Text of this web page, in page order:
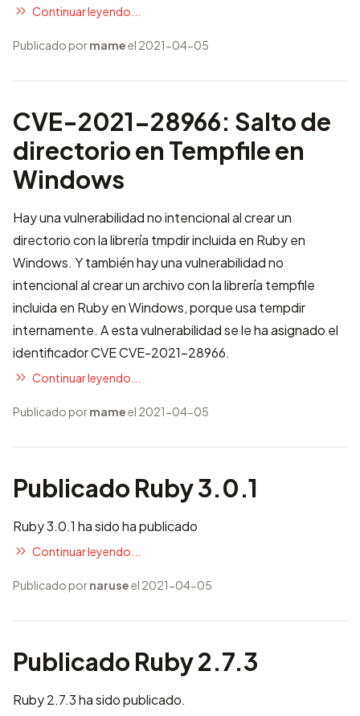
Continuar leyendo...
Publicado pormameel 2021-04-05
CVE-2021-28966: Salto de
directorio en Tempfile en
Windows
Hay una vulnerabilidad no intencional al crear un
directorio con la librería tmpdir incluida en Ruby en
Windows. Y también hay una vulnerabilidad no
intencional al crear un archivo con la librería tempfile
incluida en Ruby en Windows, porque usa tempdir
internamente. A esta vulnerabilidad se le ha asignado el
identificador CVECVE-2021-28966.
Continuar leyendo...
Publicado pormameel 2021-04-05
Publicado Ruby 3.0.1
Ruby 3.0.1 ha sido ha publicado
Continuar leyendo...
Publicado pornaruseel 2021-04-05
Publicado Ruby 2.7.3
Ruby 2.7.3 ha sido publicado.